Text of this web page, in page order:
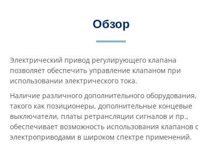
Обзор
Электрический привод регулирующего клапана
позволяет обеспечить управление клапаном при
использовании электрического тока.
Наличие различного дополнительного оборудования,
такого как позиционеры, дополнительные концевые
выключатели, платы ретрансляции сигналов и пр.,
обеспечивает возможность использования клапанов с
электроприводами в широком спектре применений.